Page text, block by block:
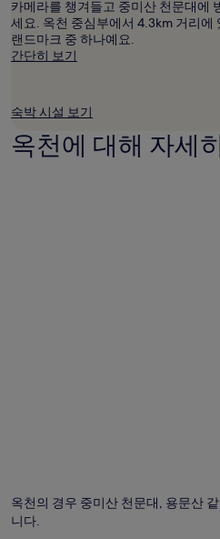
부
는
변
경
있
으
며,
추
카메라를 챙겨들고 중미산 천문대에
세요. 옥천 중심부에서 4.3km 거리에
랜드마크 중 하나예요.
간단히 보기
숙박 시설 보기
옥천에 대해 자세
옥천의 경우 중미산 천문대, 용문산
니다.